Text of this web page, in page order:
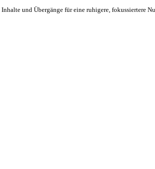
und Übergänge für eine ruhigere, fokussiertere